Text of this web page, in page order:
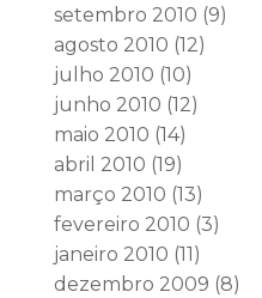
setembro 2010 (9)
agosto 2010 (12)
julho 2010 (10)
junho 2010 (12)
maio 2010 (14)
abril 2010 (19)
março 2010 (13)
fevereiro 2010 (3)
janeiro 2010 (11)
dezembro 2009 (8)